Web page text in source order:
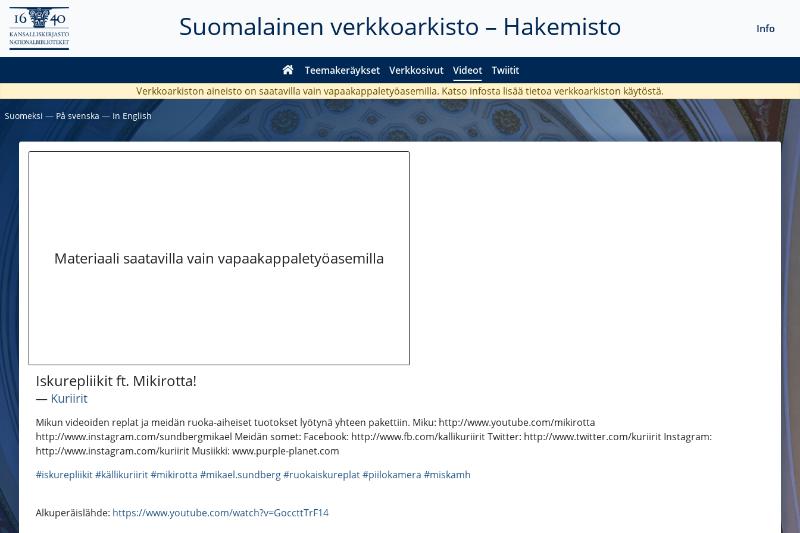
Suomalainen verkkoarkisto – Hakemisto
Teemakeräykset Verkkosivut Videot Twiitit
Info
Verkkoarkiston aineisto on saatavilla vain vapaakappaletyöasemilla. Katso infosta lisää tietoa verkkoarkiston käytöstä.
Suomeksi ― På svenska ― In English
Materiaali saatavilla vain vapaakappaletyöasemilla
Iskurepliikit ft. Mikirotta!
― Kuriirit
Mikun videoiden replat ja meidän ruoka-aiheiset tuotokset lyötynä yhteen pakettiin. Miku: http://www.youtube.com/mikirotta
http://www.instagram.com/sundbergmikael Meidän somet: Facebook: http://www.fb.com/kallikuriirit Twitter: http://www.twitter.com/kuriirit Instagram:
http://www.instagram.com/kuriirit Musiikki: www.purple-planet.com
#iskurepliikit#källikuriirit#mikirotta #mikael.sundberg#ruokaiskureplat#piilokamera #miskamh
Alkuperäislähde: https://www.youtube.com/watch?v=GoccttTrF14